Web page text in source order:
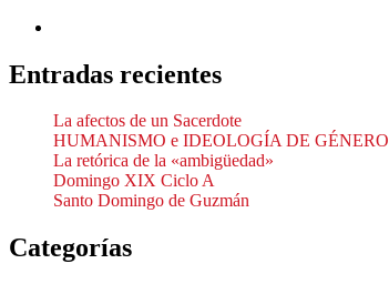
Entradas recientes
La afectos de un Sacerdote
HUMANISMO e IDEOLOGÍA DE GÉNERO
La retórica de la «ambigüedad»
Domingo XIX Ciclo A
Santo Domingo de Guzmán
Categorías